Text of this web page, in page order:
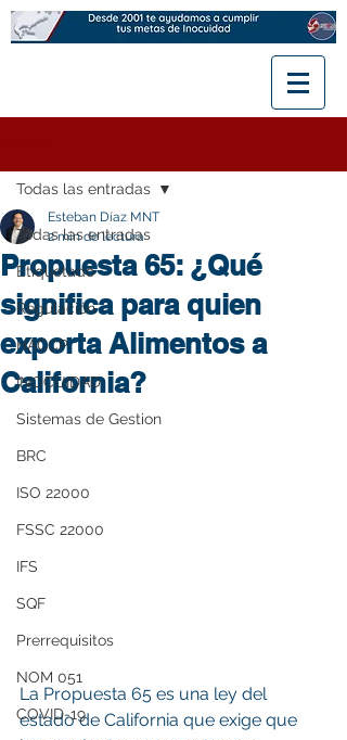
Todas las entradas
Etiquetado
Regulación
HACCP
INOCUIDAD
Sistemas de Gestion
BRC
ISO 22000
FSSC 22000
IFS
SQF
Prerrequisitos
NOM 051
COVID-19
Todas las entradas
Propuesta 65: ¿Qué
significa para quien
exporta Alimentos a
California?
Esteban Díaz MNT
2 min de lectura
La Propuesta 65 es una ley del
estado de California que exige que